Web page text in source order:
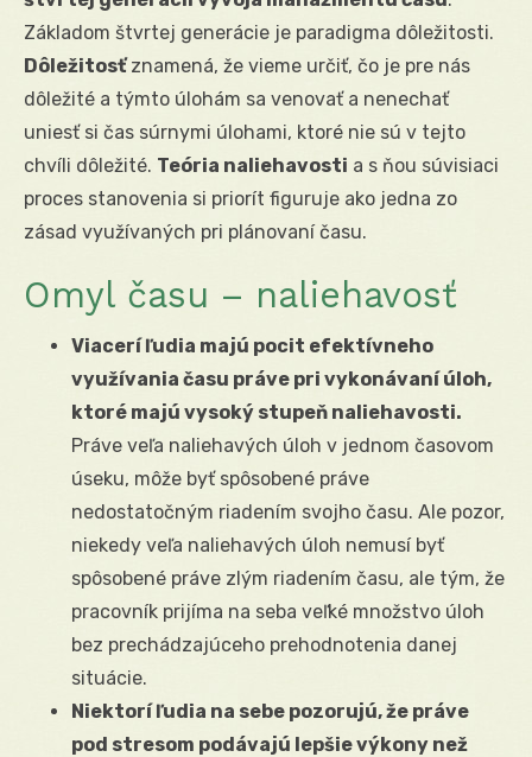
Základom štvrtej generácie je paradigma dôležitosti.
Dôležitosťznamená, že vieme určiť, čo je pre nás
dôležité a týmto úlohám sa venovať a nenechať
uniesť si čas súrnymi úlohami, ktoré nie sú v tejto
chvíli dôležité. Teória naliehavosti a s ňou súvisiaci
proces stanovenia si priorít figuruje ako jedna zo
zásad využívaných pri plánovaní času.
Omyl času – naliehavosť
Viacerí ľudia majú pocit efektívneho
využívania času práve pri vykonávaní úloh,
ktoré majú vysoký stupeň naliehavosti.
Práve veľa naliehavých úloh v jednom časovom
úseku, môže byť spôsobené práve
nedostatočným riadením svojho času. Ale pozor,
niekedy veľa naliehavých úloh nemusí byť
spôsobené práve zlým riadením času, ale tým, že
pracovník prijíma na seba veľké množstvo úloh
bez prechádzajúceho prehodnotenia danej
situácie.
Niektorí ľudia na sebe pozorujú, že práve
pod stresom podávajú lepšie výkony než